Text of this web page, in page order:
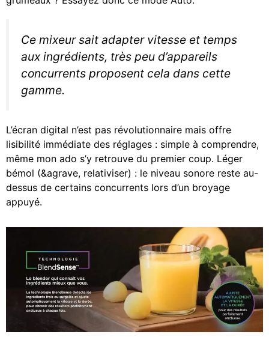
Ce mixeur sait adapter vitesse et temps
aux ingrédients, très peu d’appareils
concurrents proposent cela dans cette
gamme.
L’écran digital n’est pas révolutionnaire mais offre
lisibilité immédiate des réglages : simple à comprendre,
même mon ado s’y retrouve du premier coup. Léger
bémol (&agrave, relativiser) : le niveau sonore reste au-
dessus de certains concurrents lors d’un broyage
appuyé.